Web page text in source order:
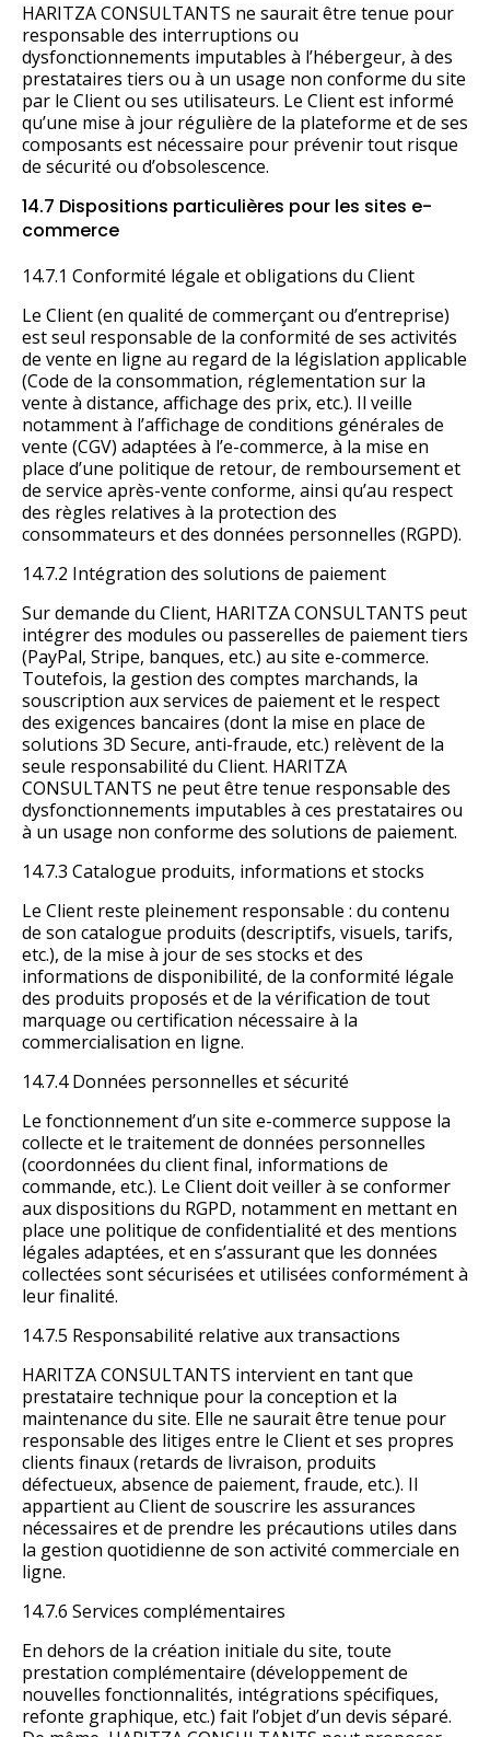
HARITZA CONSULTANTS ne saurait être tenue pour
responsable des interruptions ou
dysfonctionnements imputables à l’hébergeur, à des
prestataires tiers ou à un usage non conforme du site
par le Client ou ses utilisateurs. Le Client est informé
qu’une mise à jour régulière de la plateforme et de ses
composants est nécessaire pour prévenir tout risque
de sécurité ou d’obsolescence.
14.7 Dispositions particulières pour les sites e-
commerce
14.7.1 Conformité légale et obligations du Client
Le Client (en qualité de commerçant ou d’entreprise)
est seul responsable de la conformité de ses activités
de vente en ligne au regard de la législation applicable
(Code de la consommation, réglementation sur la
vente à distance, affichage des prix, etc.). Il veille
notamment à l’affichage de conditions générales de
vente (CGV) adaptées à l’e-commerce, à la mise en
place d’une politique de retour, de remboursement et
de service après-vente conforme, ainsi qu’au respect
des règles relatives à la protection des
consommateurs et des données personnelles (RGPD).
14.7.2 Intégration des solutions de paiement
Sur demande du Client, HARITZA CONSULTANTS peut
intégrer des modules ou passerelles de paiement tiers
(PayPal, Stripe, banques, etc.) au site e-commerce.
Toutefois, la gestion des comptes marchands, la
souscription aux services de paiement et le respect
des exigences bancaires (dont la mise en place de
solutions 3D Secure, anti-fraude, etc.) relèvent de la
seule responsabilité du Client. HARITZA
CONSULTANTS ne peut être tenue responsable des
dysfonctionnements imputables à ces prestataires ou
à un usage non conforme des solutions de paiement.
14.7.3 Catalogue produits, informations et stocks
Le Client reste pleinement responsable : du contenu
de son catalogue produits (descriptifs, visuels, tarifs,
etc.), de la mise à jour de ses stocks et des
informations de disponibilité, de la conformité légale
des produits proposés et de la vérification de tout
marquage ou certification nécessaire à la
commercialisation en ligne.
14.7.4 Données personnelles et sécurité
Le fonctionnement d’un site e-commerce suppose la
collecte et le traitement de données personnelles
(coordonnées du client final, informations de
commande, etc.). Le Client doit veiller à se conformer
aux dispositions du RGPD, notamment en mettant en
place une politique de confidentialité et des mentions
légales adaptées, et en s’assurant que les données
collectées sont sécurisées et utilisées conformément à
leur finalité.
14.7.5 Responsabilité relative aux transactions
HARITZA CONSULTANTS intervient en tant que
prestataire technique pour la conception et la
maintenance du site. Elle ne saurait être tenue pour
responsable des litiges entre le Client et ses propres
clients finaux (retards de livraison, produits
défectueux, absence de paiement, fraude, etc.). Il
appartient au Client de souscrire les assurances
nécessaires et de prendre les précautions utiles dans
la gestion quotidienne de son activité commerciale en
ligne.
14.7.6 Services complémentaires
En dehors de la création initiale du site, toute
prestation complémentaire (développement de
nouvelles fonctionnalités, intégrations spécifiques,
refonte graphique, etc.) fait l’objet d’un devis séparé.